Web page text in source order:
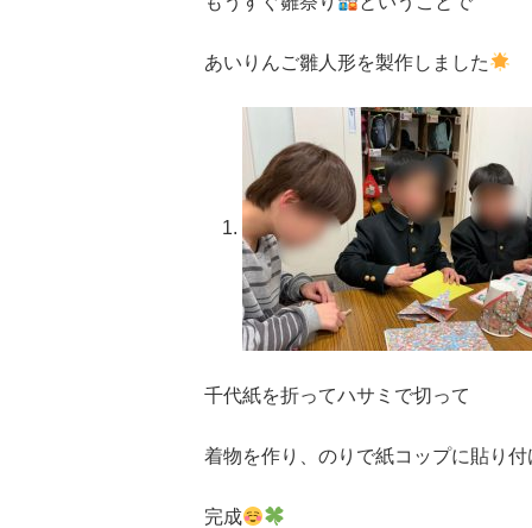
あいりんご雛人形を製作しました
千代紙を折ってハサミで切って
着物を作り、のりで紙コップに貼り付
完成